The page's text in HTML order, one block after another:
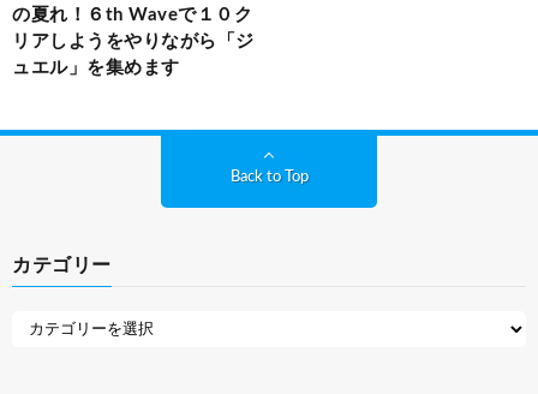
の夏れ！６th Waveで１０ク
リアしようをやりながら「ジ
ュエル」を集めます
Back to Top
カテゴリー